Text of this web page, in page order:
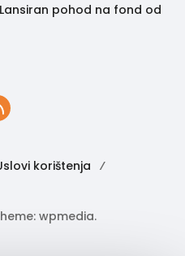
Lansiran pohod na fond od
korištenja
wpmedia.